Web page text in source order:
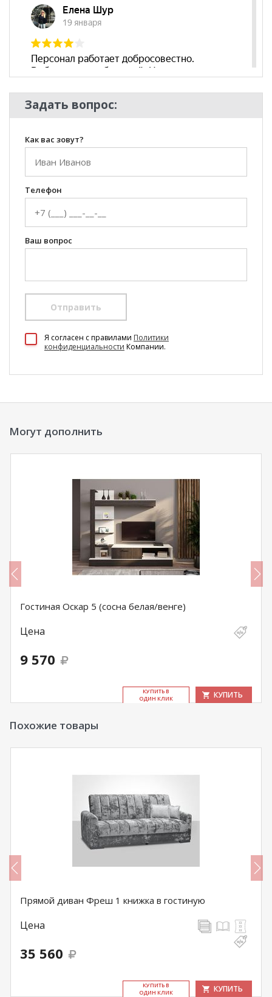
Стиль
Классический, Лаундж,
Современный
Комната
Задать вопрос:
Как вас зовут?
Телефон
Ваш вопрос
Отправить
Я согласен c правилами Политики
конфиденциальности Компании.
Могут дополнить
Гостиная Оскар 5 (сосна белая/венге)
Цена
9 570
КУ­ПИТЬ В
ОДИН КЛИК
КУПИТЬ
Похожие товары
Прямой диван Фреш 1 книжка в гостиную
Цена
35 560
КУ­ПИТЬ В
ОДИН КЛИК
КУПИТЬ